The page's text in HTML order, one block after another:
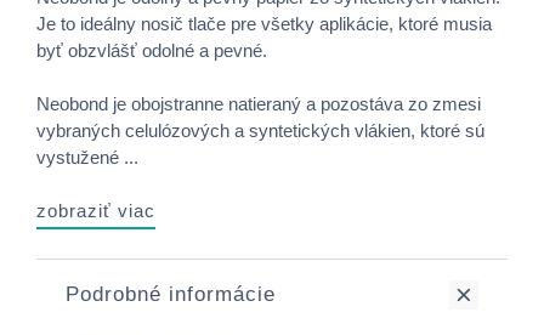
Je to ideálny nosič tlače pre všetky aplikácie, ktoré musia
byť obzvlášť odolné a pevné.
Neobond je obojstranne natieraný a pozostáva zo zmesi
vybraných celulózových a syntetických vlákien, ktoré sú
vystužené ...
zobraziť viac
Podrobné informácie